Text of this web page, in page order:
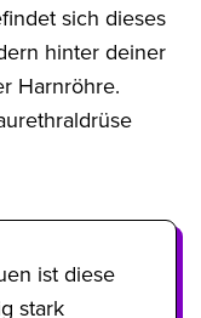
sich dieses
hinter deiner
Harnröhre.
ist diese
stark